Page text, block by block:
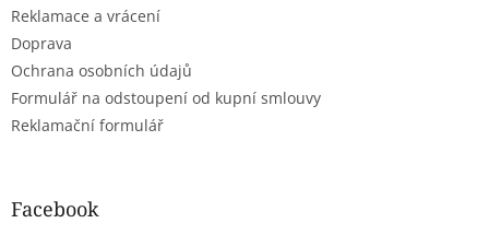
Reklamace a vrácení
Doprava
Ochrana osobních údajů
Formulář na odstoupení od kupní smlouvy
Reklamační formulář
Facebook